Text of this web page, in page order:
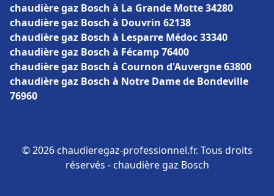
chaudière gaz Bosch à La Grande Motte 34280
chaudière gaz Bosch à Douvrin 62138
chaudière gaz Bosch à Lesparre Médoc 33340
chaudière gaz Bosch à Fécamp 76400
chaudière gaz Bosch à Cournon d'Auvergne 63800
chaudière gaz Bosch à Notre Dame de Bondeville
76960
© 2026 chaudieregaz-professionnel.fr. Tous droits
réservés - chaudière gaz Bosch